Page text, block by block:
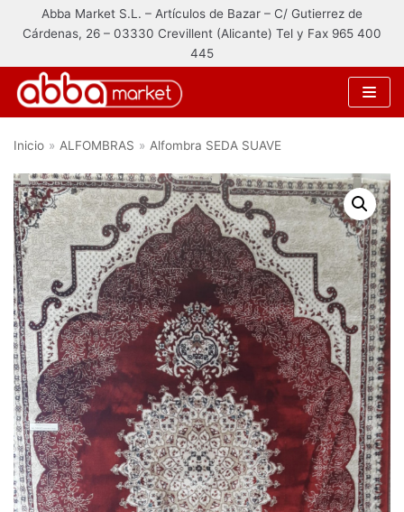
Saltar
contenido
Abba Market S.L. – Artículos de Bazar – C/ Gutierrez de
Cárdenas, 26 – 03330 Crevillent (Alicante) Tel y Fax 965 400
445
Inicio » ALFOMBRAS » Alfombra SEDA SUAVE
ALFOMBRAS
Alfombra HARMONY
Alfombra TAJ
Alfombra 160x230
Alfombra SEDA SUAVE
Alfombras modernas
Alfombras clásicas
Alfombra para rezar (sejada)